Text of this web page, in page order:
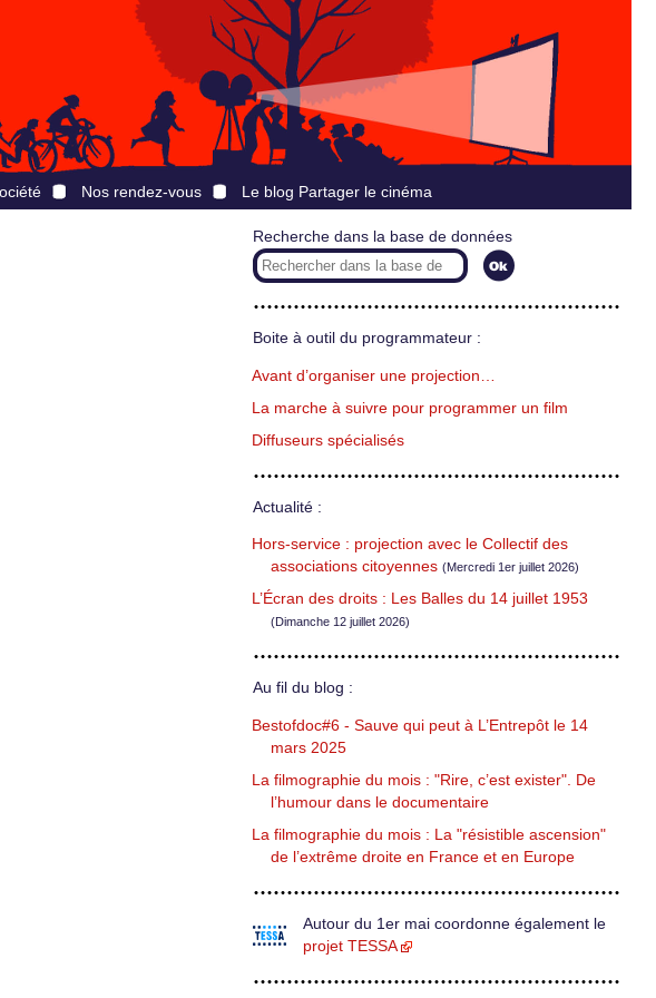
Nos rendez-vous Le blog Partager le cinéma
Recherche dans la base de données
Boite à outil du programmateur :
Avant d’organiser une projection…
La marche à suivre pour programmer un film
Diffuseurs spécialisés
Actualité :
Hors-service : projection avec le Collectif des
associations citoyennes (Mercredi 1er juillet 2026)
L’Écran des droits : Les Balles du 14 juillet 1953
(Dimanche 12 juillet 2026)
Au fil du blog :
Bestofdoc#6 - Sauve qui peut à L’Entrepôt le 14
mars 2025
La filmographie du mois : "Rire, c’est exister". De
l’humour dans le documentaire
La filmographie du mois : La "résistible ascension"
de l’extrême droite en France et en Europe
Autour du 1er mai coordonne également le
projet TESSA